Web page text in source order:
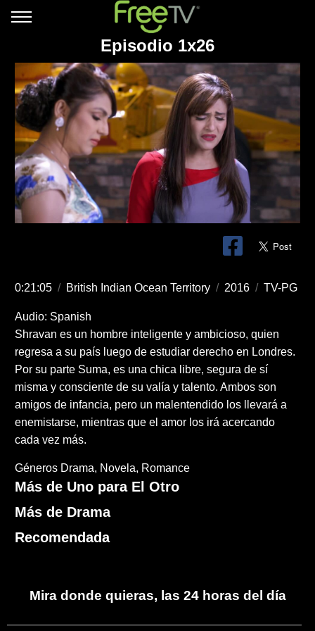
Episodio 1x26
0:21:05 / British Indian Ocean Territory / 2016 / TV-PG
Audio: Spanish
Shravan es un hombre inteligente y ambicioso, quien
regresa a su país luego de estudiar derecho en Londres.
Por su parte Suma, es una chica libre, segura de sí
misma y consciente de su valía y talento. Ambos son
amigos de infancia, pero un malentendido los llevará a
enemistarse, mientras que el amor los irá acercando
cada vez más.
Géneros Drama Novela Romance
Más de Uno para El Otro
Más de Drama
Recomendada
Mira donde quieras, las 24 horas del día